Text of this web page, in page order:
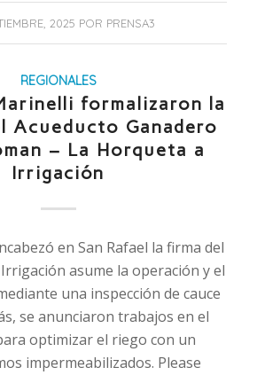
2025 POR PRENSA3
REGIONALES
formalizaron la
Acueducto Ganadero
– La Horqueta a
Irrigación
en San Rafael la firma del
asume la operación y el
una inspección de cauce
se anunciaron trabajos en el
optimizar el riego con un
impermeabilizados. Please